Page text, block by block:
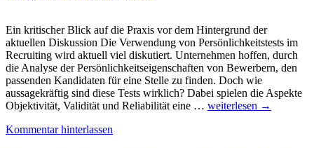
das…?
Ein kritischer Blick auf die Praxis vor dem Hintergrund der
aktuellen Diskussion Die Verwendung von Persönlichkeitstests im
Recruiting wird aktuell viel diskutiert. Unternehmen hoffen, durch
die Analyse der Persönlichkeitseigenschaften von Bewerbern, den
passenden Kandidaten für eine Stelle zu finden. Doch wie
aussagekräftig sind diese Tests wirklich? Dabei spielen die Aspekte
Objektivität, Validität und Reliabilität eine … Eignungsdiagnostik
weiterlesen →
Kommentar hinterlassen